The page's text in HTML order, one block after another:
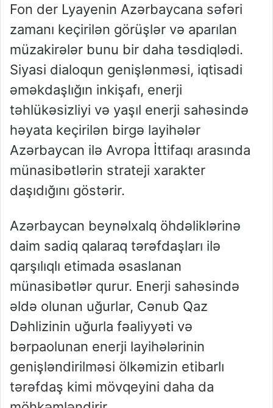
Fon der Lyayenin Azərbaycana səfəri
zamanı keçirilən görüşlər və aparılan
müzakirələr bunu bir daha təsdiqlədi.
Siyasi dialoqun genişlənməsi, iqtisadi
əməkdaşlığın inkişafı, enerji
təhlükəsizliyi və yaşıl enerji sahəsində
həyata keçirilən birgə layihələr
Azərbaycan ilə Avropa İttifaqı arasında
münasibətlərin strateji xarakter
daşıdığını göstərir.
Azərbaycan beynəlxalq öhdəliklərinə
daim sadiq qalaraq tərəfdaşları ilə
qarşılıqlı etimada əsaslanan
münasibətlər qurur. Enerji sahəsində
əldə olunan uğurlar, Cənub Qaz
Dəhlizinin uğurla fəaliyyəti və
bərpaolunan enerji layihələrinin
genişləndirilməsi ölkəmizin etibarlı
tərəfdaş kimi mövqeyini daha da